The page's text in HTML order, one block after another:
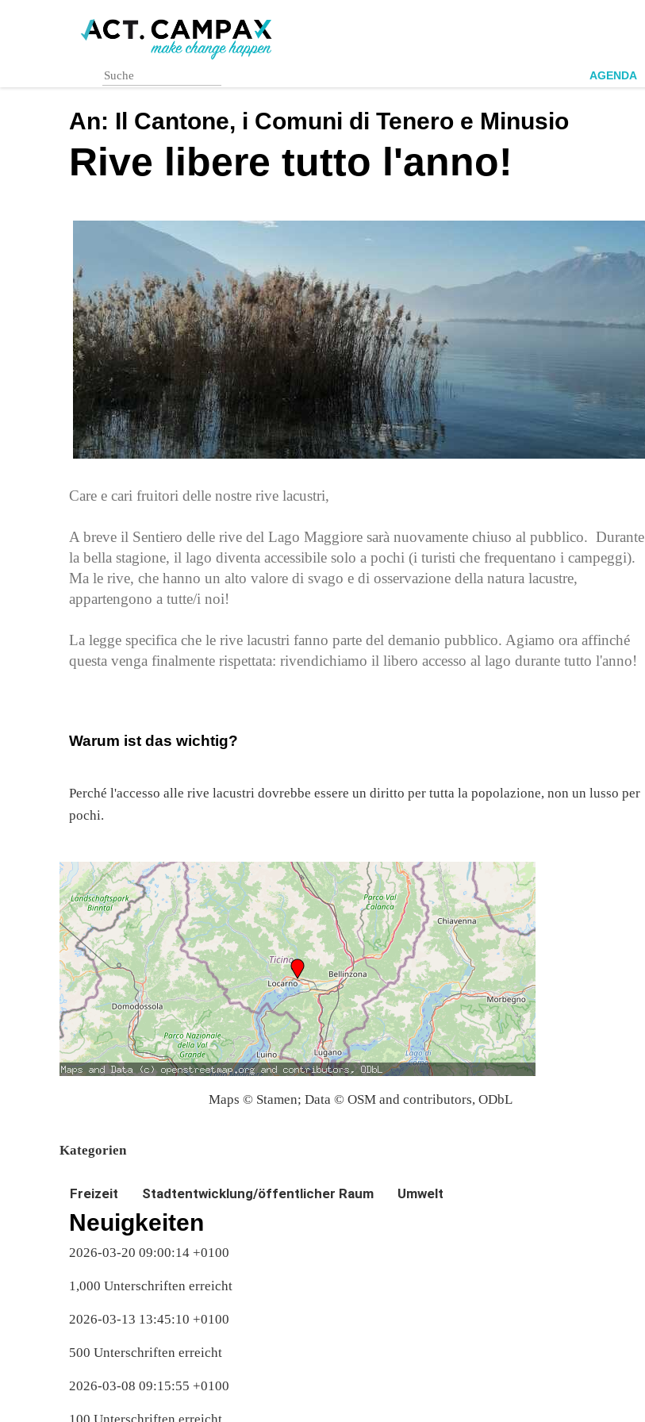
AGENDA
An: Il Cantone, i Comuni di Tenero e Minusio
Rive libere tutto l'anno!
Care e cari fruitori delle nostre rive lacustri,
A breve il Sentiero delle rive del Lago Maggiore sarà nuovamente chiuso al pubblico. Durante
la bella stagione, il lago diventa accessibile solo a pochi (i turisti che frequentano i campeggi).
Ma le rive, che hanno un alto valore di svago e di osservazione della natura lacustre,
appartengono a tutte/i noi!
La legge specifica che le rive lacustri fanno parte del demanio pubblico. Agiamo ora affinché
questa venga finalmente rispettata: rivendichiamo il libero accesso al lago durante tutto l'anno!
Warum ist das wichtig?
Perché l'accesso alle rive lacustri dovrebbe essere un diritto per tutta la popolazione, non un lusso per
pochi.
Maps © Stamen; Data © OSM and contributors, ODbL
Kategorien
Freizeit Stadtentwicklung/öffentlicher Raum Umwelt
Neuigkeiten
2026-03-20 09:00:14 +0100
1,000 Unterschriften erreicht
2026-03-13 13:45:10 +0100
500 Unterschriften erreicht
2026-03-08 09:15:55 +0100